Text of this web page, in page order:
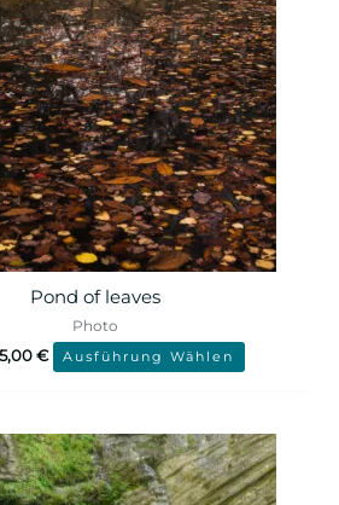
Pond of leaves
Photo
€ Ausführung Wählen